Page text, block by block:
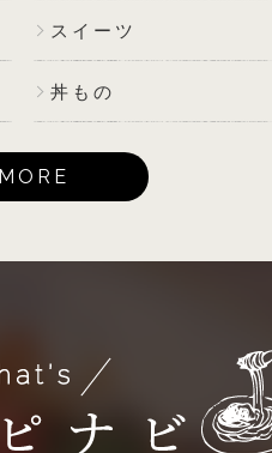
スイーツ
丼もの
MORE